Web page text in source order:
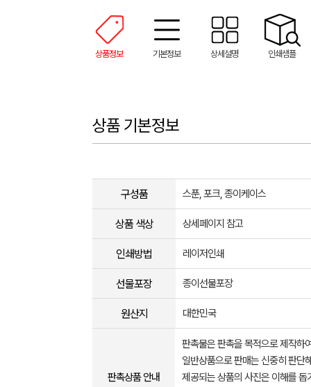
상품정보 기본정보 상세설명 인쇄샘플
상품 기본정보
구성품 스푼, 포크, 종이케이스
상품 색상 상세페이지 참고
인쇄방법 레이저인쇄
선물포장 종이선물포장
원산지 대한민국
판촉상품 안내
판촉물은 판촉을 목적으로 제작하
일반상품으로 판매는 신중히 판단
제공되는 상품의 사진은 이해를